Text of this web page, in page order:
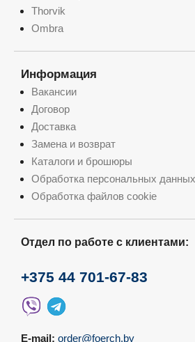
Thorvik
Ombra
Информация
Вакансии
Договор
Доставка
Замена и возврат
Каталоги и брошюры
Обработка персональных данных
Обработка файлов cookie
Отдел по работе с клиентами:
+375 44 701-67-83
E-mail: order@foerch.by